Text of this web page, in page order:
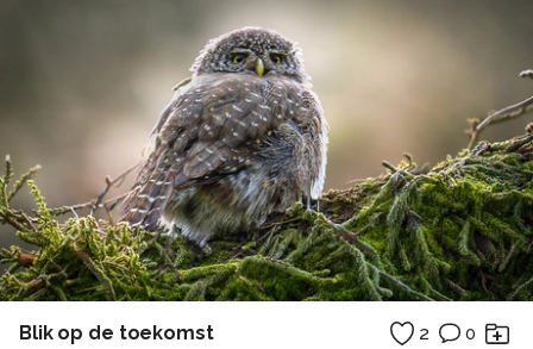
Blik op de toekomst 2 0